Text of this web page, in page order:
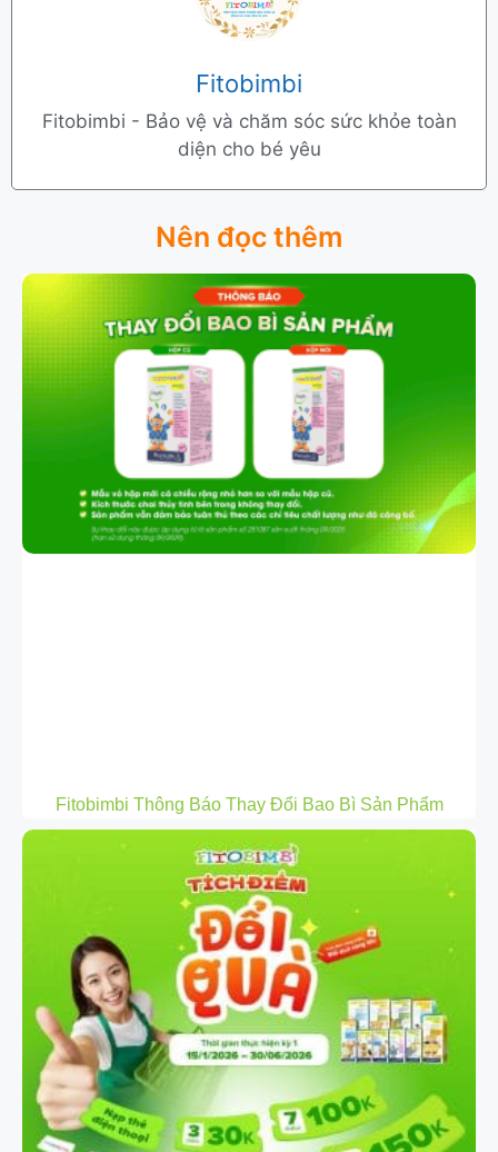
Fitobimbi
Fitobimbi - Bảo vệ và chăm sóc sức khỏe toàn
diện cho bé yêu
Nên đọc thêm
Fitobimbi Thông Báo Thay Đổi Bao Bì Sản Phẩm